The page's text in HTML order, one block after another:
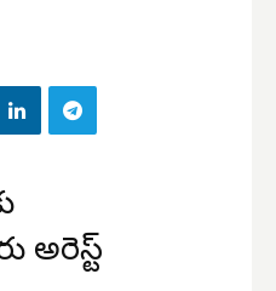
అరెస్ట్